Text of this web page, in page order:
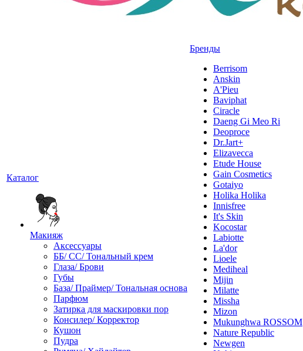
Каталог
Макияж
Аксессуары
ББ/ СС/ Тональный крем
Глаза/ Брови
Губы
База/ Праймер/ Тональная основа
Парфюм
Затирка для маскировки пор
Консилер/ Корректор
Кушон
Пудра
Бренды
Berrisom
Anskin
A'Pieu
Baviphat
Ciracle
Daeng Gi Meo Ri
Deoproce
Dr.Jart+
Elizavecca
Etude House
Gain Cosmetics
Gotaiyo
Holika Holika
Innisfree
It's Skin
Kocostar
Labiotte
La'dor
Lioele
Mediheal
Mijin
Milatte
Missha
Mizon
Mukunghwa ROSSOM
Nature Republic
Newgen